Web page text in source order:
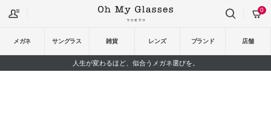
メガネ サングラス 雑貨 レンズ ブランド 店舗
0
人生が変わるほど、似合うメガネ選びを。